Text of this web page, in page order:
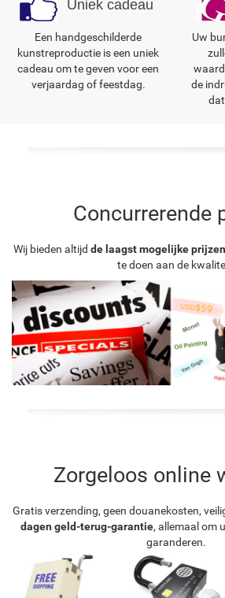
Uniek cadeau
Een handgeschilderde
kunstreproductie is een uniek
cadeau om te geven voor een
verjaardag of feestdag.
Uw
de
Concurrerende
Wij bieden altijd de laagst mogelijke prijzen
te doen aan de
Zorgeloos online
Gratis verzending, geen douanekosten,
dagen geld-terug-garantie, allemaal om
garanderen.